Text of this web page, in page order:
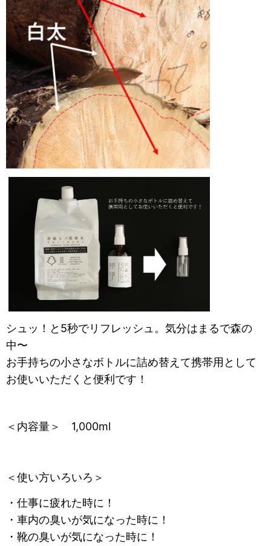
シュッ！と 5秒でリフレッシュ。 気分はまるで森の
中〜
お手持ちの小さなボトルに詰め替えて携帯用として
お使いいただくと便利です！
＜内容量＞ 1,000ml
＜使い方いろいろ＞
・仕事に疲れた時に！
・車内の臭いが気になった時に！
・靴の臭いが気になった時に！